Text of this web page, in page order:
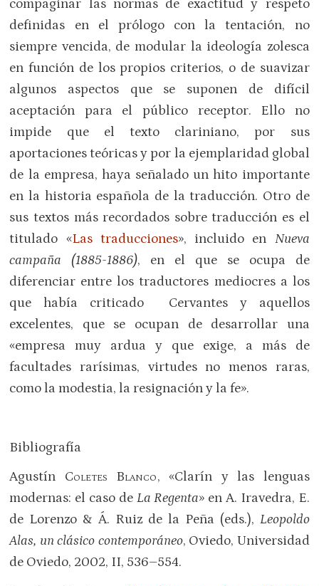
compaginar las normas de exactitud y respeto
definidas en el prólogo con la tentación, no
siempre vencida, de modular la ideología zolesca
en función de los propios criterios, o de suavizar
algunos aspectos que se suponen de difícil
aceptación para el público receptor. Ello no
impide que el texto clariniano, por sus
aportaciones teóricas y por la ejemplaridad global
de la empresa, haya señalado un hito importante
en la historia española de la traducción. Otro de
sus textos más recordados sobre traducción es el
titulado «Las traducciones», incluido en Nueva
campaña (1885-1886), en el que se ocupa de
diferenciar entre los traductores mediocres a los
que había criticado Cervantes y aquellos
excelentes, que se ocupan de desarrollar una
«empresa muy ardua y que exige, a más de
facultades rarísimas, virtudes no menos raras,
como la modestia, la resignación y la fe».
Bibliografía
Agustín Coletes Blanco, «Clarín y las lenguas
modernas: el caso de La Regenta» en A. Iravedra, E.
de Lorenzo & Á. Ruiz de la Peña (eds.), Leopoldo
Alas, un clásico contemporáneo, Oviedo, Universidad
de Oviedo, 2002, II, 536–554.